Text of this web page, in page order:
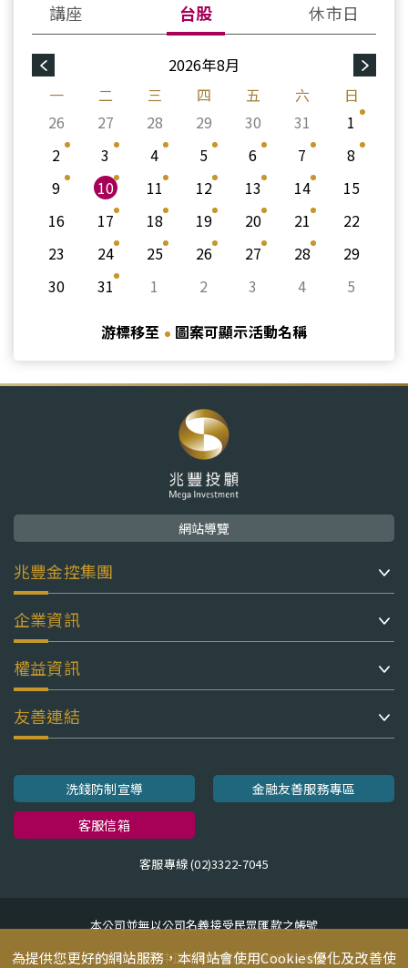
講座 台股 休市日
2026年8月
一
二 三 四 五 六
日
26
27 28 29 30 31
1
2
3 4 5 6 7
8
9
10 11 12 13 14
15
16
17 18 19 20 21
22
23
24 25 26 27 28
29
30
31 1 2 3 4 5
游標移至 圖案可顯示活動名稱
網站導覽
兆豐金控集團
企業資訊
權益資訊
友善連結
洗錢防制宣導
金融友善服務專區
客服信箱
客服專線 (02)3322-7045
本公司並無以公司名義接受民眾匯款之帳號
地址：台北市中正區忠孝東路二段95號10樓
為提供您更好的網站服務，本網站會使用Cookies優化及改善使